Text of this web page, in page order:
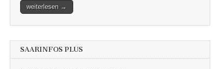
weiterlesen →
SAARINFOS PLUS